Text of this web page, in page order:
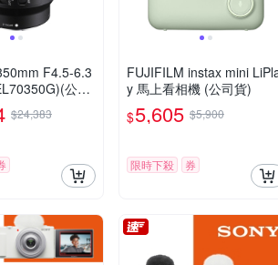
F4.5-6.3
公司
$24,383
FUJIFILM instax mini
y 馬上看相機 (公司貨)
$5,605 $5,900
限時下殺 券